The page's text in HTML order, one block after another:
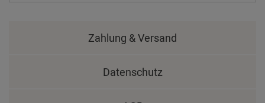
Zahlung & Versand
Datenschutz